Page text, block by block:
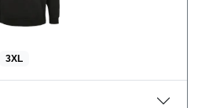
3XL